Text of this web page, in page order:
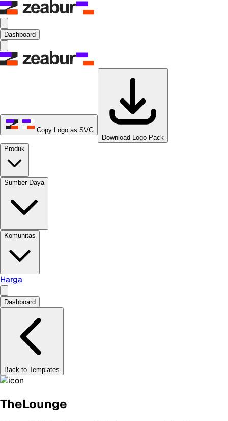
Dashboard
Copy Logo as SVG
Download Logo Pack
Produk
Sumber Daya
Komunitas
Harga
Dashboard
Back to Templates
TheLounge